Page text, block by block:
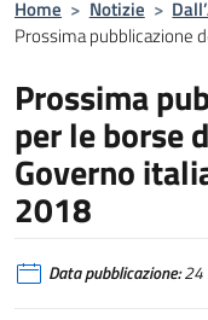
Home > Notizie >
Prossima pubblicazione
Prossima
per le borse
Governo
2018
Data pubblicazione:24